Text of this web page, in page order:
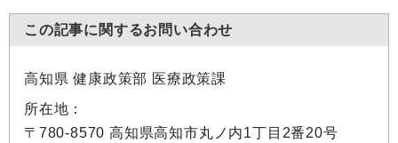
この記事に関するお問い合わせ
高知県 健康政策部 医療政策課
所在地：
〒780-8570 高知県高知市丸ノ内1丁目2番20号